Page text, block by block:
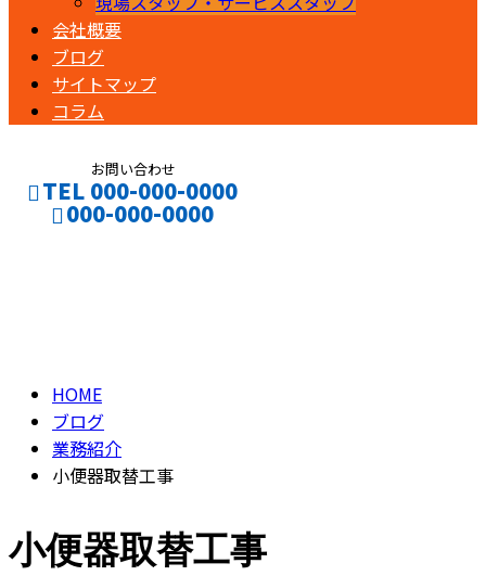
会社概要
ブログ
サイトマップ
コラム
お問い合わせ
TEL 000-000-0000
000-000-0000
HOME
ブログ
業務紹介
小便器取替工事
小便器取替工事